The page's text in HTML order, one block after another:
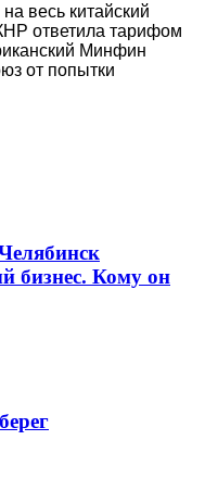
весь китайский
ответила тарифом
Минфин
от попытки
бизнес. Кому он